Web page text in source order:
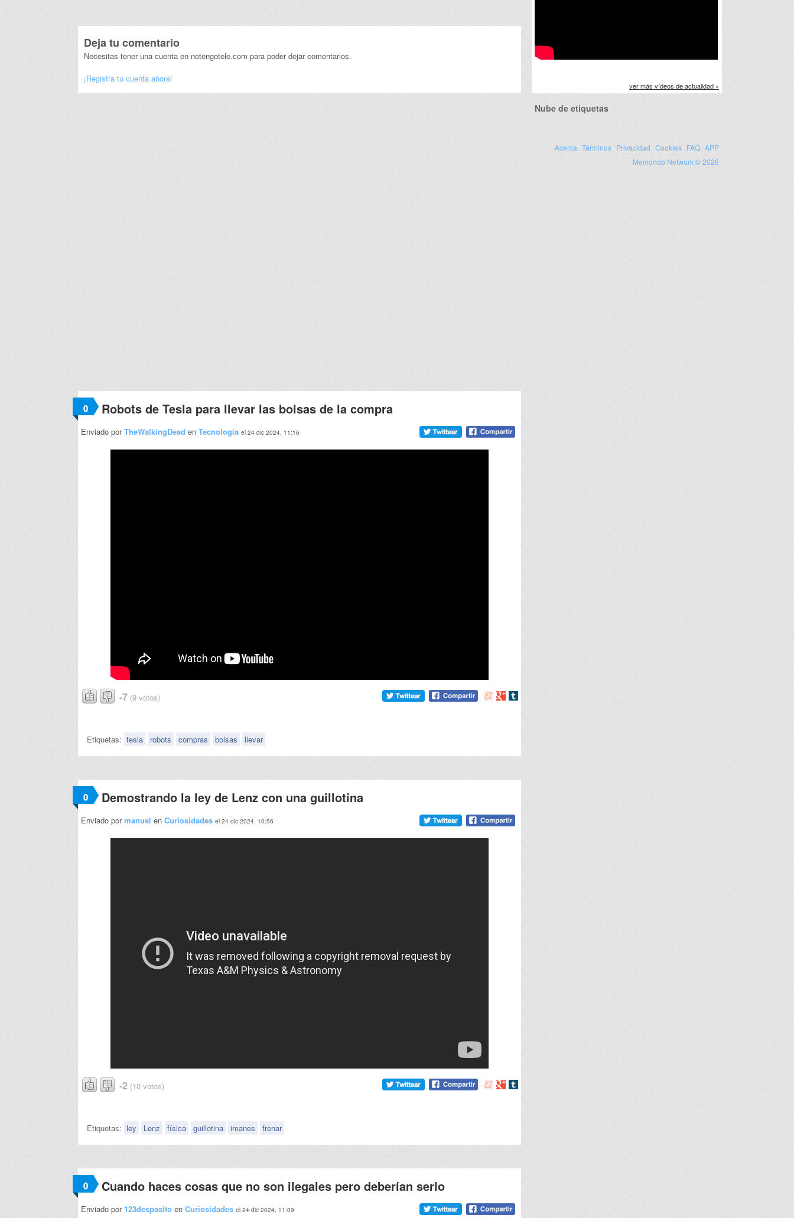
Deja tu comentario
Necesitas tener una cuenta en notengotele.com para poder dejar comentarios.
¡Registra tu cuenta ahora!
0 Robots de Tesla para llevar las bolsas de la compra
Enviado porTheWalkingDead en Tecnología el 24 dic 2024, 11:16
-7 (9 votos)
Compartir
Compartir
Compartir
Etiquetas: tesla robots compras bolsas llevar
0 Demostrando la ley de Lenz con una guillotina
Enviado pormanuel en Curiosidades el 24 dic 2024, 10:56
-2 (10 votos)
Compartir
Compartir
Compartir
Etiquetas: ley Lenz física guillotina imanes frenar
0 Cuando haces cosas que no son ilegales pero deberían serlo
Enviado por 123despasito en Curiosidades el 24 dic 2024, 11:09
ver más vídeos de actualidad »
Nube de etiquetas
Acerca Términos Privacidad Cookies FAQ APP
Memondo Network © 2026